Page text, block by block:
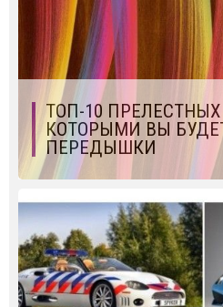
ТОП-10
КОТОРЫМИ ВЫ
ПЕРЕДЫШКИ